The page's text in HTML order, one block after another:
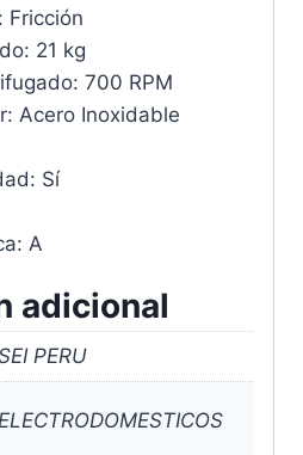
Fricción
21 kg
700 RPM
Acero Inoxidable
Sí
A
adicional
PERU
ELECTRODOMESTICOS